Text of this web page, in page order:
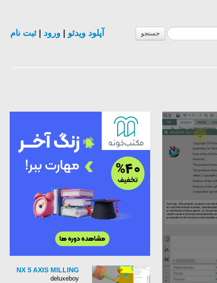
جستجو آپلود ویدئو ورود |ثبت نام
NX 5 AXIS MILLING
deluxeboy